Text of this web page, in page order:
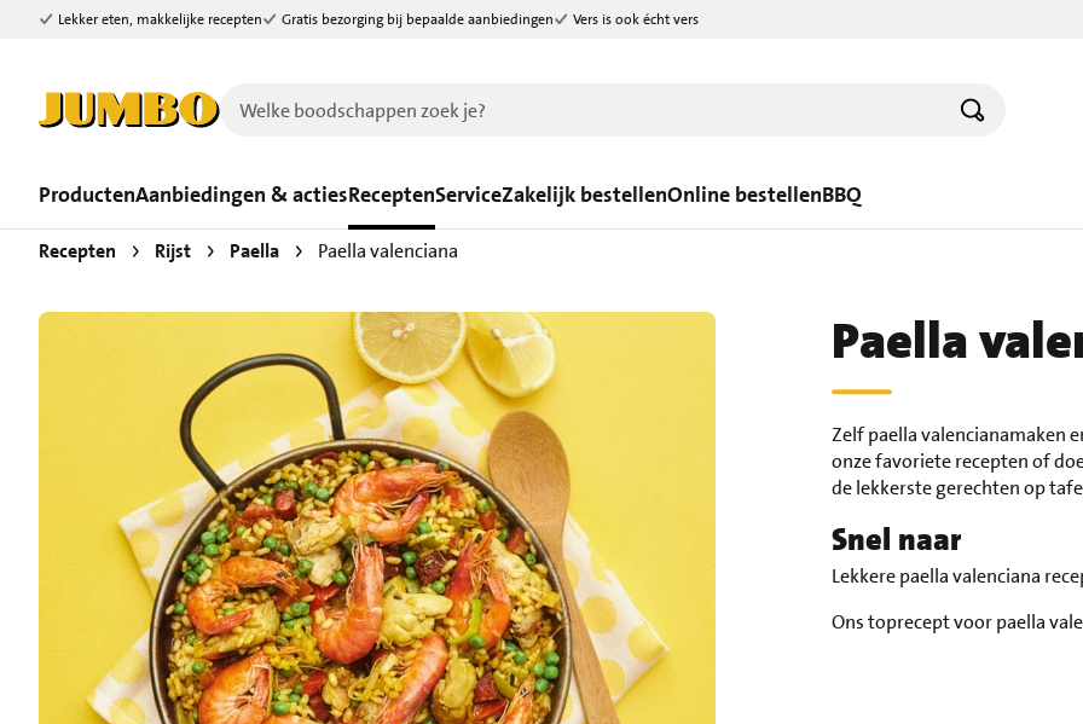
Ga naar zoeken
Ga naar hoofdinhoud
Lekker eten, makkelijke recepten Gratis bezorging bij bepaalde aanbiedingen Vers is ook écht vers
ProductenAanbiedingen & actiesReceptenServiceZakelijk bestellenOnline bestellenBBQ
Recepten Rijst Paella Paella valenciana
Paella
Zelf paella valencianamaken
onze favoriete recepten of
de lekkerste gerechten op
Snel naar
Lekkere paella valenciana
Ons toprecept voor paella